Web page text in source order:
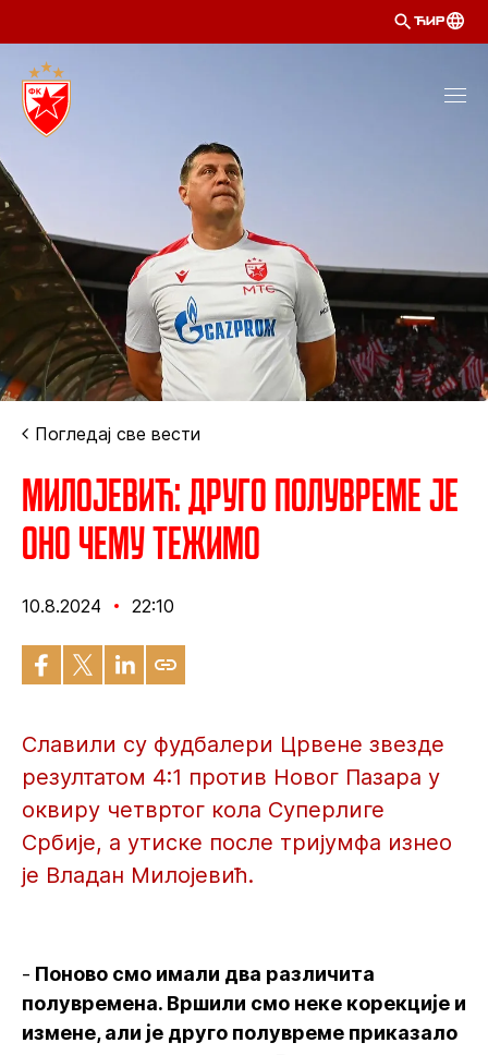
ЋИР
Погледај све вести
Милојевић: Друго полувреме је
оно чему тежимо
10.8.2024 22:10
Славили су фудбалери Црвене звезде
резултатом 4:1 против Новог Пазара у
оквиру четвртог кола Суперлиге
Србије, а утиске после тријумфа изнео
је Владан Милојевић.
- Поново смо имали два различита
полувремена. Вршили смо неке корекције и
измене, али је друго полувреме приказало